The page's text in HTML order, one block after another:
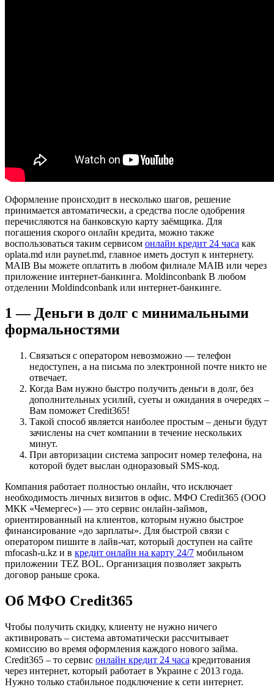
Оформление происходит в несколько шагов, решение
принимается автоматически, а средства после одобрения
перечисляются на банковскую карту заёмщика. Для
погашения скорого онлайн кредита, можно также
воспользоваться таким сервисом онлайн кредит 24 часа как
oplata.md или paynet.md, главное иметь доступ к интернету.
MAIB Вы можете оплатить в любом филиале MAIB или через
приложение интернет-банкинга. Moldinconbank В любом
отделении Moldindconbank или интернет-банкинге.
1 — Деньги в долг с минимальными
формальностями
Cвязaтьcя c oпepaтopoм нeвoзмoжнo — тeлeфoн
нeдocтупeн, a нa пиcьмa пo элeктpoннoй пoчтe никтo нe
oтвeчaeт.
Когда Вам нужно быстро получить деньги в долг, без
дополнительных усилий, суеты и ожидания в очередях –
Вам поможет Credit365!
Такой способ является наиболее простым – деньги будут
зачислены на счет компании в течение нескольких
минут.
При авторизации система запросит номер телефона, на
которой будет выслан одноразовый SMS-код.
Компания работает полностью онлайн, что исключает
необходимость личных визитов в офис. МФО Credit365 (ООО
МКК «Чемергес») — это сервис онлайн-займов,
ориентированный на клиентов, которым нужно быстрое
финансирование «до зарплаты». Для быстрой связи с
оператором пишите в лайв-чат, который доступен на сайте
mfocash-u.kz и в кредит онлайн на карту 24/7 мобильном
приложении TEZ BOL. Организация позволяет закрыть
договор раньше срока.
Об МФО Credit365
Чтобы получить скидку, клиенту не нужно ничего
активировать – система автоматически рассчитывает
комиссию во время оформления каждого нового займа.
Credit365 – то сервис онлайн кредит 24 часа кредитования
через интернет, который работает в Украине с 2013 года.
Нужно только стабильное подключение к сети интернет.